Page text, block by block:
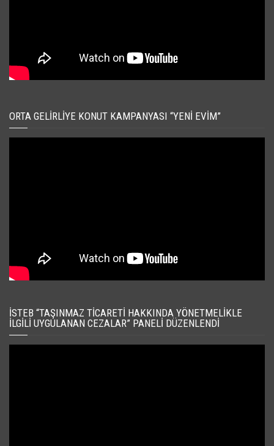
ORTA GELIRLIYE KONUT KAMPANYASI “YENI EVIM”
İSTEB “TAŞINMAZ TICARETI HAKKINDA YÖNETMELIKLE
İLGILI UYGULANAN CEZALAR” PANELI DÜZENLENDI